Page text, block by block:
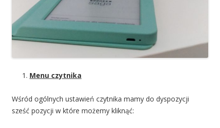
Menu czytnika
Wśród ogólnych ustawień czytnika mamy do dyspozycji
sześć pozycji w które możemy kliknąć: